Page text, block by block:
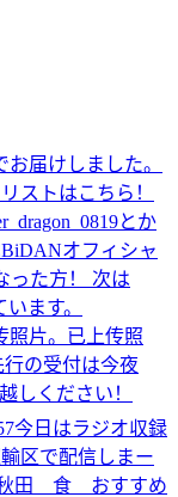
届けしました。
ストはこちら！
とか
オフィシャ
った方！ 次は
ます。
照片。 已上传照
行の受付は今夜
しください！
今日はラジオ収録
区で配信しまー
田 食 おすすめ